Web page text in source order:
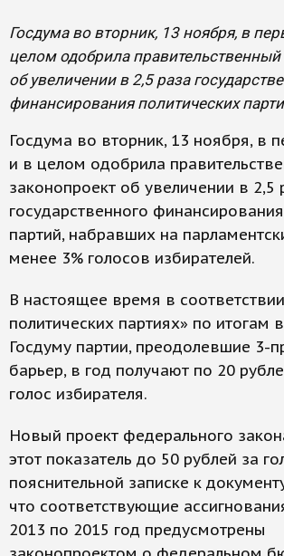
Госдума во вторник, 13 ноября, в
целом одобрила правительственный
об увеличении в 2,5 раза
финансирования политических
Госдума во вторник, 13 ноября, в
и в целом одобрила
законопроект об увеличении в 2,5
государственного
партий, набравших на
менее 3% голосов избирателей.
В настоящее время в
политических партиях» по итогам
Госдуму партии, преодолевшие 3-
барьер, в год получают по 20
голос избирателя.
Новый проект федерального
этот показатель до 50 рублей за
пояснительной записке к
что соответствующие
2013 по 2015 год предусмотрены